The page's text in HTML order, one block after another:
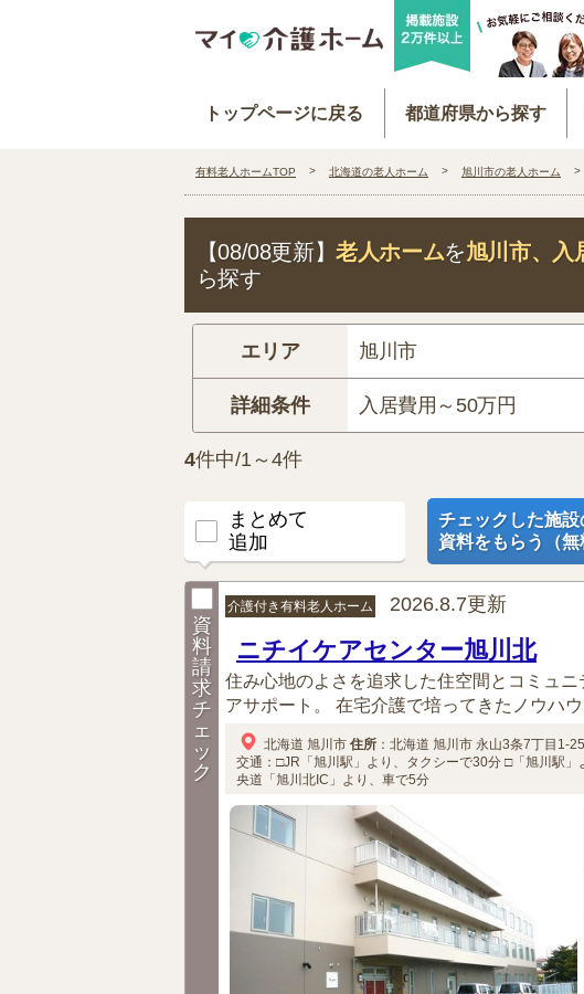
トップページに戻る 都道府県から探す
有料老人ホームTOP 北海道の老人ホーム 旭川市の老人ホーム
【08/08更新】老人ホームを旭川市、入
ら探す
エリア 旭川市
詳細条件 入居費用～50万円
4件中/1～4件
まとめて
追加
チェックした施設
資料をもらう（無
資
料
請
求
チ
ェ
ッ
ク
介護付き有料老人ホーム 2026.8.7更新
ニチイケアセンター旭川北
住み心地のよさを追求した住空間とコミュ
アサポート。 在宅介護で培ってきたノウハ
北海道 旭川市 住所 ： 北海道 旭川市 永山3条7丁目1-25
交通：□JR「旭川駅」より、タクシーで30分 □「旭川駅」
央道「旭川北IC」より、車で5分